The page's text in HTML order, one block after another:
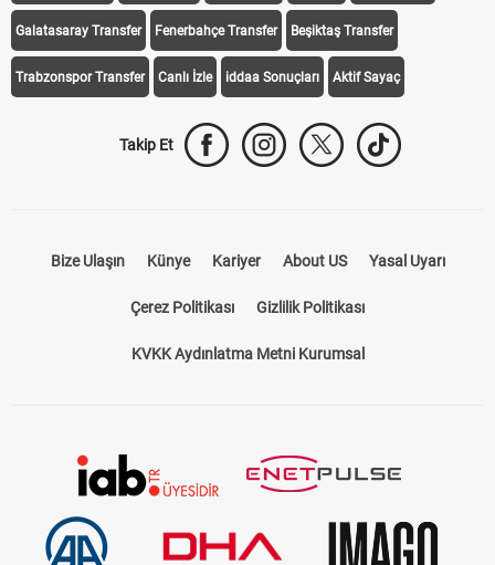
Galatasaray Transfer Fenerbahçe Transfer Beşiktaş Transfer
Trabzonspor Transfer Canlı İzle iddaa Sonuçları Aktif Sayaç
Takip Et
Bize Ulaşın Künye Kariyer About US Yasal Uyarı
Çerez Politikası Gizlilik Politikası
KVKK Aydınlatma Metni Kurumsal